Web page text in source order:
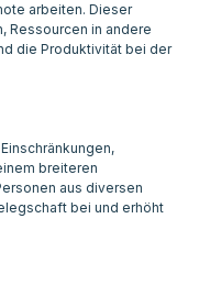
arbeiten. Dieser
Ressourcen in andere
die Produktivität bei der
breiteren
aus diversen
bei und erhöht